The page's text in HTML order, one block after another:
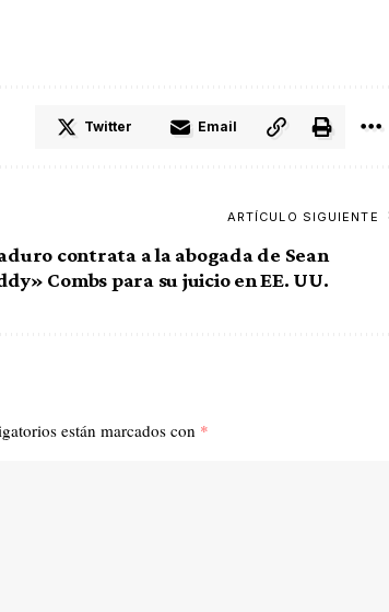
Twitter Email
ARTÍCULO SIGUIENTE
contrata a la abogada de Sean
Combs para su juicio en EE. UU.
están marcados con *